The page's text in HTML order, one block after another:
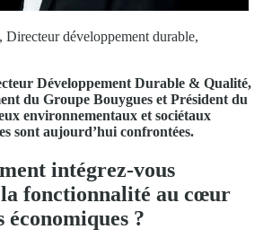
développement durable,
Développement Durable & Qualité,
du Groupe Bouygues et Président du
environnementaux et sociétaux
sont aujourd’hui confrontées.
intégrez-vous
la fonctionnalité au cœur
économiques ?